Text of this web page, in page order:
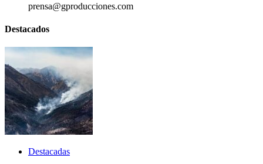
prensa@gproducciones.com
Destacados
Destacadas